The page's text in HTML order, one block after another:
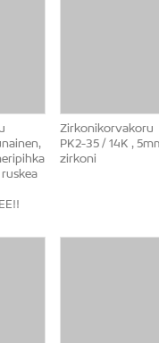
Zirkonikorvakoru
PK2-35 / 14K ,
zirkoni